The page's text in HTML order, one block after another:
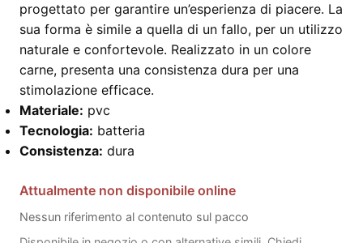
progettato per garantire un’esperienza di piacere. La
sua forma è simile a quella di un fallo, per un utilizzo
naturale e confortevole. Realizzato in un colore
carne, presenta una consistenza dura per una
stimolazione efficace.
Materiale: pvc
Tecnologia: batteria
Consistenza: dura
Attualmente non disponibile online
Nessun riferimento al contenuto sul pacco